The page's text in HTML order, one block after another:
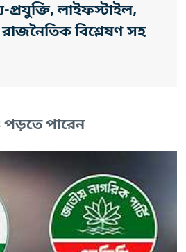
প্রযুক্তি, লাইফস্টাইল,
বিশ্লেষণ সহ
পারেন